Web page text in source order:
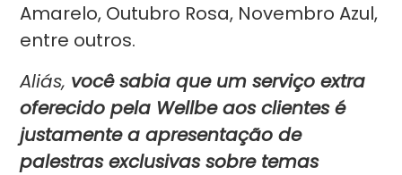
Amarelo, Outubro Rosa, Novembro Azul,
entre outros.
Aliás, você sabia que um serviço extra
oferecido pela Wellbe aos clientes é
justamente a apresentação de
palestras exclusivas sobre temas